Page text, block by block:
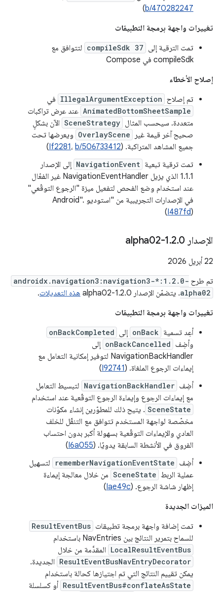
b/470282247
)
تغييرات واجهة برمجة التطبيقات
تمت الترقية إلى compileSdk 37 لتتوافق مع
compileSdk في Compose
إصلاح الأخطاء
تم إصلاح IllegalArgumentException في
AnimatedBottomSheetSample عند عرض تراكبات
متعددة. سيحسب المثال SceneStrategy الآن بشكلٍ
صحيح آخر قيمة غير
OverlayScene ويعرضها تحت
جميع المشاهد المتراكبة. (
If2281، b/506733412
)
تمت ترقية تبعية NavigationEvent إلى الإصدار
1.1.1 الذي يزيل NavigationEventHandler غير الفعّال
عند استخدام وضع الفحص لتفعيل ميزة "الرجوع التوقّعي"
في الإصدارات التجريبية من "استوديو Android".
(I487fd)
الإصدار 1 .2.0-alpha02
‫22 أبريل 2026
تم طرح androidx.navigation3:navigation3-*:1.2.0-
alpha02. يتضمّن الإصدار 1.2.0-alpha02 هذه التعديلات.
تغييرات واجهة برمجة التطبيقات
أعِد تسمية onBack إلى onBackCompleted
وأضِف onBackCancelled إلى
NavigationBackHandler لتوفير إمكانية التعامل مع
إيماءات الرجوع الملغاة. (I92741
)
أضِف NavigationBackHandler لتبسيط التعامل
مع إيماءات الرجوع وإيماءة الرجوع التوقّعية عند استخدام
SceneState . يتيح ذلك للمطوّرين إنشاء مكوّنات
مخصّصة لواجهة المستخدم تتوافق مع التنقّل للخلف
العادي والإيماءات التوقّعية بسهولة أكبر بدون احتساب
الفروق في الأنشطة السابقة يدويًا. (I6a055
)
أضِف rememberNavigationEventState
لتسهيل
عملية الربط SceneState من خلال معالجة إيماءة
إظهار شاشة الرجوع. (Iae49c
)
الميزات الجديدة
تمت إضافة واجهة برمجة تطبيقات ResultEventBus
للسماح بتمرير النتائج بين NavEntries باستخدام
LocalResultEventBus المقدَّمة من خلال
ResultEventBusNavEntryDecorator الجديدة.
يمكن تقييم النتائج التي تم اجتيازها كحالة باستخدام
ResultEventBus#conflateAsState أو كسلسلة